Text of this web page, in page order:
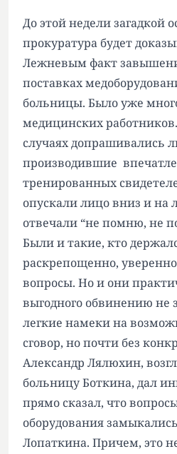
До этой недели загадкой
прокуратура будет
Лежневым факт
поставках
больницы. Было уже
медицинских
случаях допрашивались
производившие
тренированных
опускали лицо вниз и на
отвечали “не помню, не
Были и такие, кто
раскрепощенно,
вопросы. Но и они
выгодного обвинению не
легкие намеки на
сговор, но почти без
Александр Лялюхин,
больницу Боткина, дал
прямо сказал, что
оборудования
Лопаткина. Причем, это